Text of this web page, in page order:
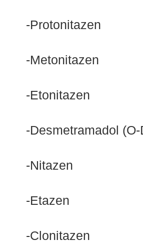
-Protonitazen
-Metonitazen
-Etonitazen
-Desmetramadol
-Nitazen
-Etazen
-Clonitazen